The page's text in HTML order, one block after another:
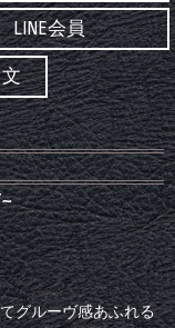
LINE会員
文
グルーヴ感あふれる